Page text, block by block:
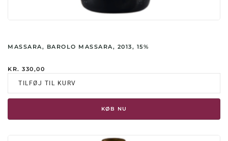
MASSARA, BAROLO MASSARA, 2013, 15%
KR. 330,00
TILFØJ TIL KURV
KØB NU